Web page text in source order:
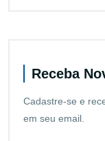
Receba
Cadastre-se e
em seu email.